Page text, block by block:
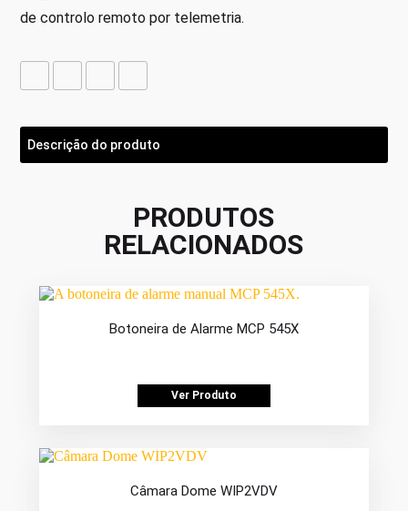
de controlo remoto por telemetria.
Descrição do produto
PRODUTOS
RELACIONADOS
Botoneira de Alarme MCP 545X
Ver Produto
Câmara Dome WIP2VDV